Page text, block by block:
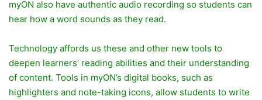
myON also have authentic audio recording so students can
hear how a word sounds as they read.
Technology affords us these and other new tools to
deepen learners’ reading abilities and their understanding
of content. Tools in myON’s digital books, such as
highlighters and note-taking icons, allow students to write